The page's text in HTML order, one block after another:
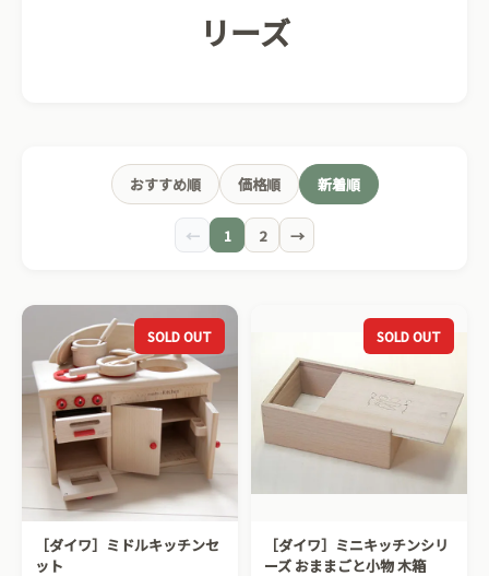
リーズ
おすすめ順 価格順 新着順
← 1 2 →
SOLD OUT
［ダイワ］ミドルキッチンセ
ット
SOLD OUT
［ダイワ］ミニキッチンシリ
ーズ おままごと小物 木箱